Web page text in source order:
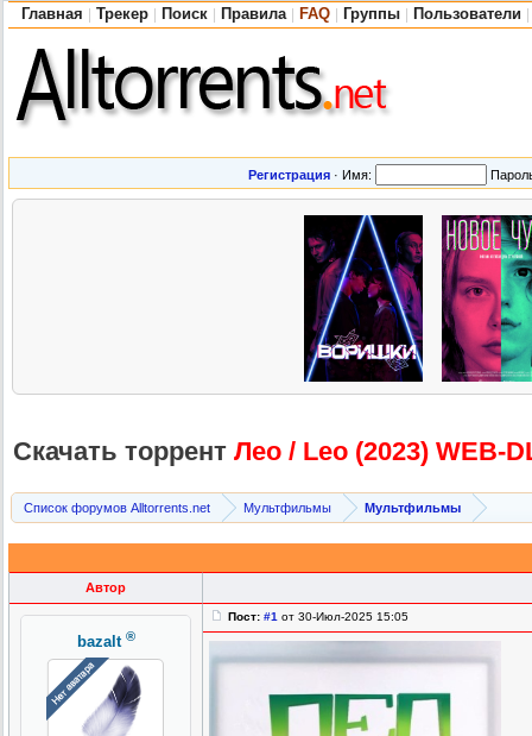
Главная Трекер Поиск Правила FAQ Группы Пользователи
Регистрация · Имя:
Скачать торрент Лео / Leo (2023) WEB-
Список форумов Alltorrents.net Мультфильмы Мультфильмы
Автор
bazalt ®
Пост: #1 от 30-Июл-2025 15:05